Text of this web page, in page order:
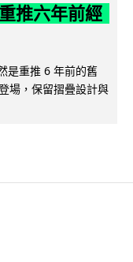
推六年前經
是重推 6 年前的舊
場，保留摺疊設計與